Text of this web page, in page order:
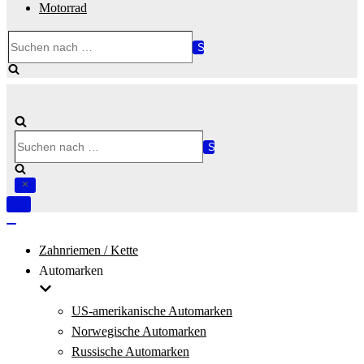
Motorrad
nach …
nach …
Navigation
Zahnriemen / Kette
Automarken
US-amerikanische Automarken
Norwegische Automarken
Russische Automarken